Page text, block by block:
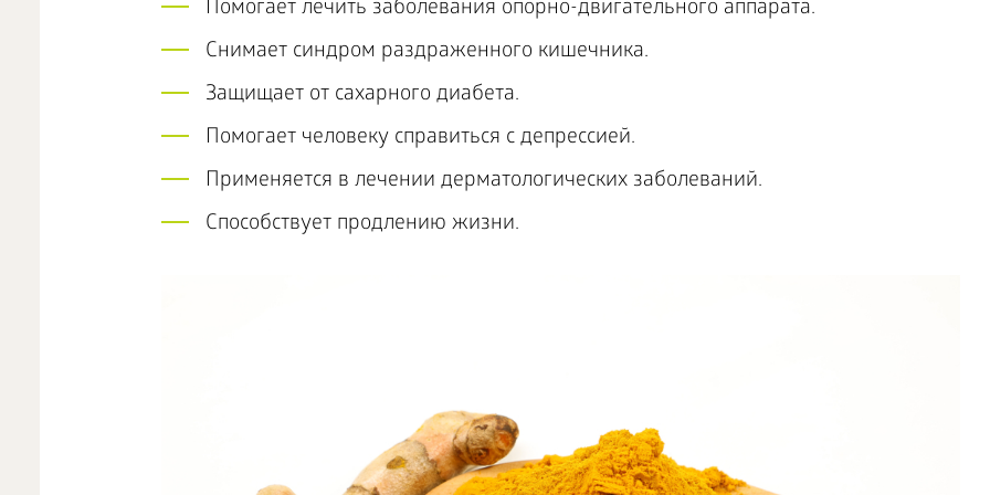
Помогает лечить заболевания опорно-двигательного аппарата.
Снимает синдром раздраженного кишечника.
Защищает от сахарного диабета.
Помогает человеку справиться с депрессией.
Применяется в лечении дерматологических заболеваний.
Способствует продлению жизни.